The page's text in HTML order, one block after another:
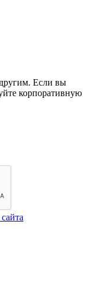
Если вы
корпоративную